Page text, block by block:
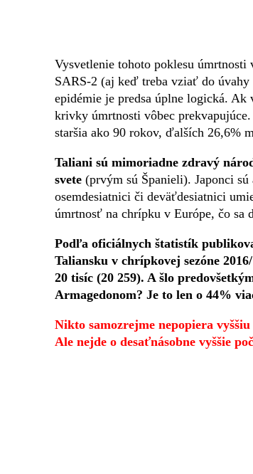
Vysvetlenie tohoto poklesu
SARS-2 (aj keď treba vziať do
epidémie je predsa úplne logická. Ak
krivky úmrtnosti vôbec
staršia ako 90 rokov, ďalších 26,6%
Taliani sú mimoriadne zdravý
svete (prvým sú Španieli). Japonci
osemdesiatnici či deväťdesiatnici
úmrtnosť na chrípku v Európe, čo sa
Podľa oficiálnych štatistík
Taliansku v chrípkovej sezóne
20 tisíc (20 259). A šlo
Armagedonom? Je to len o 44%
Nikto samozrejme nepopiera
Ale nejde o desaťnásobne vyššie